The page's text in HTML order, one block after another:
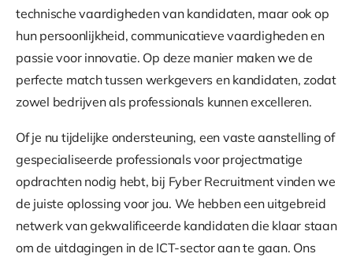
technische vaardigheden van kandidaten, maar ook op
hun persoonlijkheid, communicatieve vaardigheden en
passie voor innovatie. Op deze manier maken we de
perfecte match tussen werkgevers en kandidaten, zodat
zowel bedrijven als professionals kunnen excelleren.
Of je nu tijdelijke ondersteuning, een vaste aanstelling of
gespecialiseerde professionals voor projectmatige
opdrachten nodig hebt, bij Fyber Recruitment vinden we
de juiste oplossing voor jou. We hebben een uitgebreid
netwerk van gekwalificeerde kandidaten die klaar staan
om de uitdagingen in de ICT-sector aan te gaan. Ons